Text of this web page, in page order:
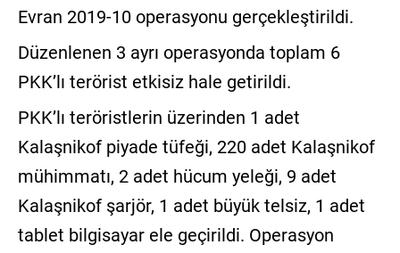
İletişim
Gizlilik
Kullanıcı
Sözleşmesi
Evran 2019-10 operasyonu gerçekleştirildi.
Düzenlenen 3 ayrı operasyonda toplam 6
PKK’lı terörist etkisiz hale getirildi.
PKK’lı teröristlerin üzerinden 1 adet
Kalaşnikof piyade tüfeği, 220 adet Kalaşnikof
mühimmatı, 2 adet hücum yeleği, 9 adet
Kalaşnikof şarjör, 1 adet büyük telsiz, 1 adet
tablet bilgisayar ele geçirildi. Operasyon